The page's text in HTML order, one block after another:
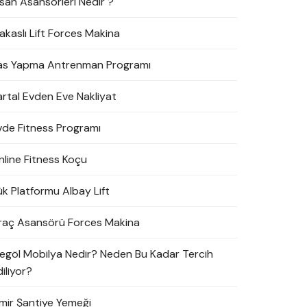
Lift Forces Makina
Yapma Antrenman Programı
Evden Eve Nakliyat
Fitness Programı
Fitness Koçu
Platformu Albay Lift
Asansörü Forces Makina
Mobilya Nedir? Neden Bu Kadar Tercih
Şantiye Yemeği